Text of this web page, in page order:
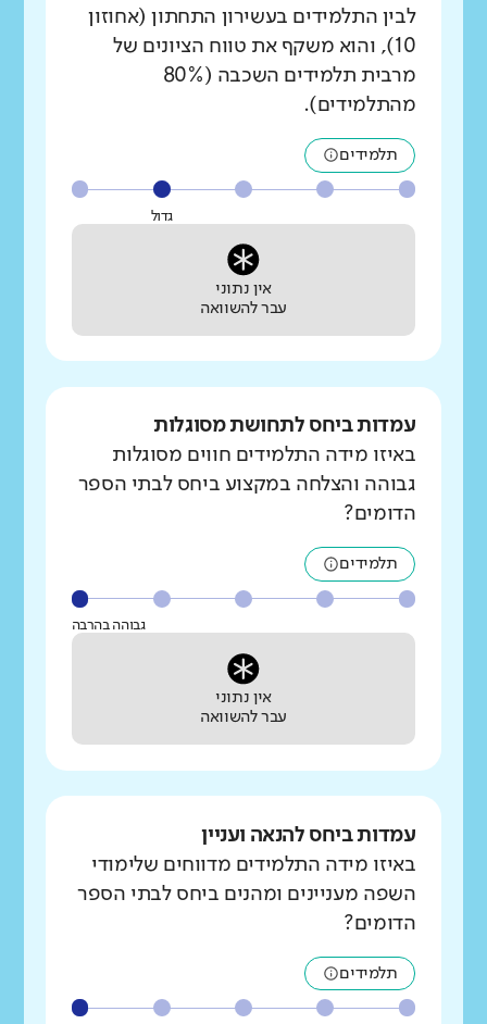
לבין התלמידים בעשירון התחתון (אחוזון
10), והוא משקף את טווח הציונים של
מרבית תלמידים השכבה (80%
מהתלמידים).
תלמידים
גדול
אין נתוני
עבר להשוואה
עמדות ביחס לתחושת מסוגלות
באיזו מידה התלמידים חווים מסוגלות
גבוהה והצלחה במקצוע ביחס לבתי הספר
הדומים?
תלמידים
גבוהה בהרבה
אין נתוני
עבר להשוואה
עמדות ביחס להנאה ועניין
באיזו מידה התלמידים מדווחים שלימודי
השפה מעניינים ומהנים ביחס לבתי הספר
הדומים?
תלמידים